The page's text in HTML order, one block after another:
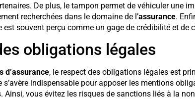
De plus, le tampon permet de véhiculer une
recherchées dans le domaine de l’assurance.
est souvent perçu comme un gage de crédibilité et de
obligations légales
d’assurance, le respect des obligations légales est
s’avère indispensable pour apposer les mentions
Ainsi, vous évitez les risques de sanctions liés à la